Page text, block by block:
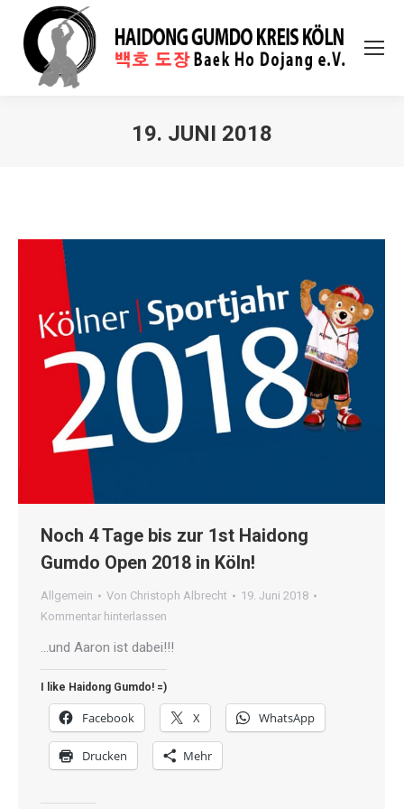
19. JUNI 2018
Noch 4 Tage bis zur 1st Haidong
Gumdo Open 2018 in Köln!
Allgemein Von Christoph Albrecht
19. Juni 2018
Kommentar hinterlassen
…und Aaron ist dabei!!!
I like Haidong Gumdo! =)
Facebook X WhatsApp
Drucken Mehr